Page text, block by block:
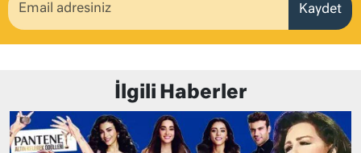
Kaydet
İlgili Haberler